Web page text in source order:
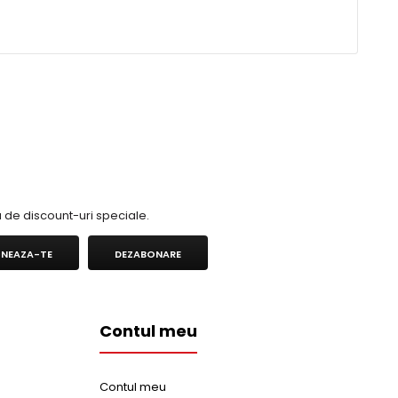
de discount-uri speciale.
TE DEZABONARE
Contul meu
Contul meu